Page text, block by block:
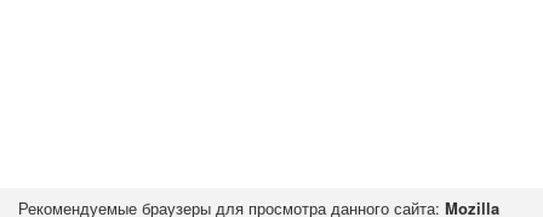
Рекомендуемые браузеры для просмотра данного сайта: Mozilla